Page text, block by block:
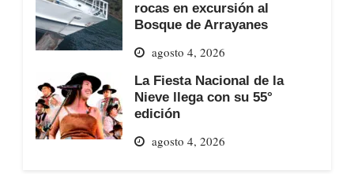
rocas en excursión al
Bosque de Arrayanes
agosto 4, 2026
La Fiesta Nacional de la
Nieve llega con su 55°
edición
agosto 4, 2026